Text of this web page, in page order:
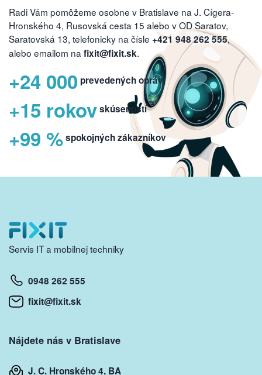
Radi Vám pomôžeme osobne v Bratislave na J. Cígera-
Hronského 4, Rusovská cesta 15 alebo v OD Saratov,
Saratovská 13, telefonicky na čísle +421 948 262 555,
alebo emailom na fixit@fixit.sk.
+24 000 prevedených opráv
+15 rokovskúseností
+99 %spokojných zákazníkov
Servis IT a mobilnej techniky
0948 262 555
fixit@fixit.sk
Nájdete nás v Bratislave
J. C. Hronského 4, BA